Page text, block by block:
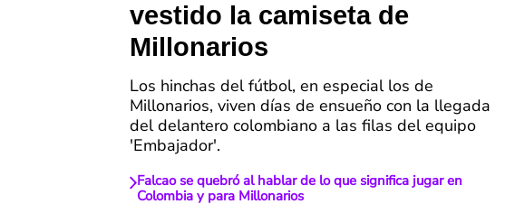
vestido la camiseta de
Millonarios
Los hinchas del fútbol, en especial los de
Millonarios, viven días de ensueño con la llegada
del delantero colombiano a las filas del equipo
'Embajador'.
Falcao se quebró al hablar de lo que significa jugar en
Colombia y para Millonarios